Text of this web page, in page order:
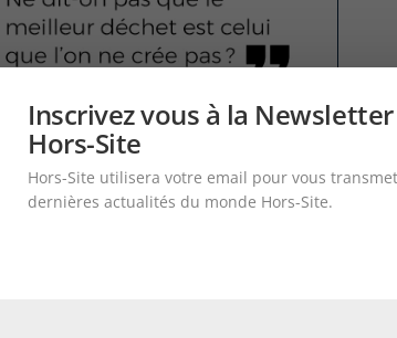
par une analyse précise du besoin,
in situ. Notre satisfaction : permettre
?
nous essayons chaque jour
la préfabrication nous permet de
inutile. Ne dit-on pas que le meilleur
nos bureaux d’études calculent au
Inscrivez vous à la Newsletter
Hors-Site
Hors-Site utilisera votre email pour vous
dernières actualités du monde Hors-Site.